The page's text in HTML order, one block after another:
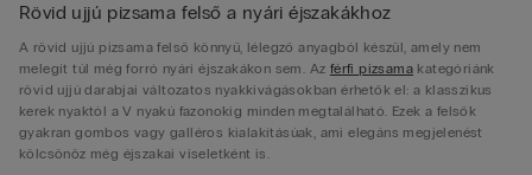
Rövid ujjú pizsama felső a nyári éjszakákhoz
A rövid ujjú pizsama felső könnyű, lélegző anyagból készül, amely nem
melegít túl még forró nyári éjszakákon sem. Az férfi pizsama kategóriánk
rövid ujjú darabjai változatos nyakkivágásokban érhetők el: a klasszikus
kerek nyaktól a V nyakú fazonokig minden megtalálható. Ezek a felsők
gyakran gombos vagy galléros kialakításúak, ami elegáns megjelenést
kölcsönöz még éjszakai viseletként is.